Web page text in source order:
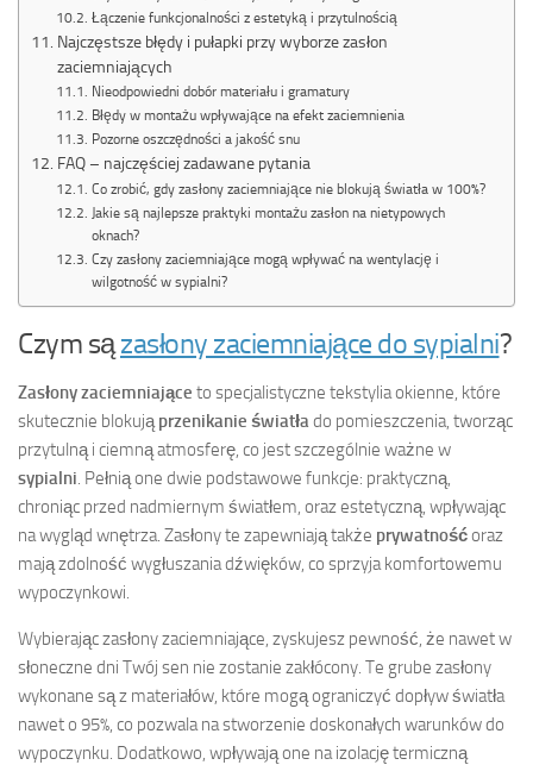
Łączenie funkcjonalności z estetyką i przytulnością
Najczęstsze błędy i pułapki przy wyborze zasłon
zaciemniających
Nieodpowiedni dobór materiału i gramatury
Błędy w montażu wpływające na efekt zaciemnienia
Pozorne oszczędności a jakość snu
FAQ – najczęściej zadawane pytania
Co zrobić, gdy zasłony zaciemniające nie blokują światła w 100%?
Jakie są najlepsze praktyki montażu zasłon na nietypowych
oknach?
Czy zasłony zaciemniające mogą wpływać na wentylację i
wilgotność w sypialni?
Czym sązasłony zaciemniające do sypialni?
Zasłony zaciemniające to specjalistyczne tekstylia okienne, które
skutecznie blokują przenikanie światła do pomieszczenia, tworząc
przytulną i ciemną atmosferę, co jest szczególnie ważne w
sypialni . Pełnią one dwie podstawowe funkcje: praktyczną,
chroniąc przed nadmiernym światłem, oraz estetyczną, wpływając
na wygląd wnętrza. Zasłony te zapewniają także prywatnośćoraz
mają zdolność wygłuszania dźwięków, co sprzyja komfortowemu
wypoczynkowi.
Wybierając zasłony zaciemniające, zyskujesz pewność, że nawet w
słoneczne dni Twój sen nie zostanie zakłócony. Te grube zasłony
wykonane są z materiałów, które mogą ograniczyć dopływ światła
nawet o 95%, co pozwala na stworzenie doskonałych warunków do
wypoczynku. Dodatkowo, wpływają one na izolację termiczną